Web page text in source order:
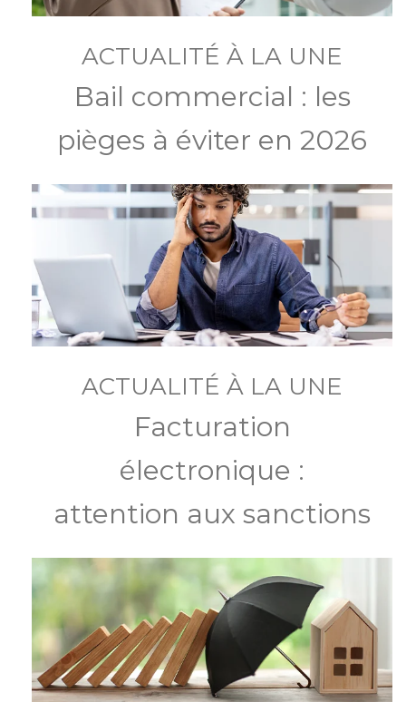
ACTUALITÉ À LA UNE
Bail commercial : les
pièges à éviter en 2026
ACTUALITÉ À LA UNE
Facturation
électronique :
attention aux sanctions